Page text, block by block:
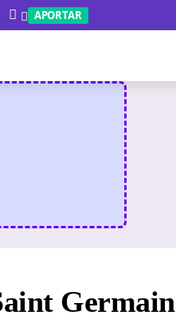
APORTAR
Germain